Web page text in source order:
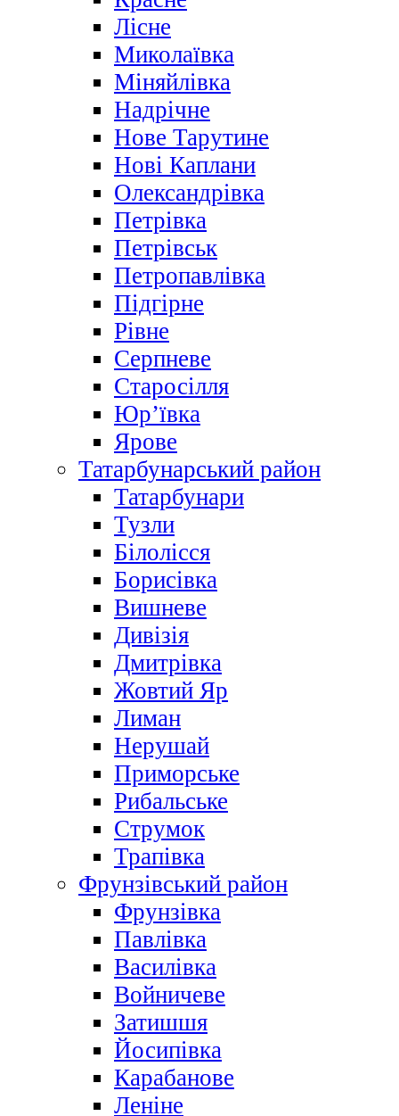
Лісне
Миколаївка
Міняйлівка
Надрічне
Нове Тарутине
Нові Каплани
Олександрівка
Петрівка
Петрівськ
Петропавлівка
Підгірне
Рівне
Серпневе
Старосілля
Юр’ївка
Ярове
Татарбунарський район
Татарбунари
Тузли
Білолісся
Борисівка
Вишневе
Дивізія
Дмитрівка
Жовтий Яр
Лиман
Нерушай
Приморське
Рибальське
Струмок
Трапівка
Фрунзівський район
Фрунзівка
Павлівка
Василівка
Войничеве
Затишшя
Йосипівка
Карабанове
Леніне